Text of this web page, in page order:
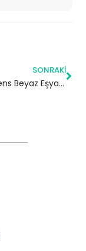
SONRAKI
Fatih Siemens Beyaz Eşya Servisi